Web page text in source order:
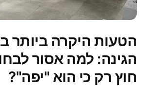
הטעות היקרה ביותר
הגינה: למה אסור
חוץ רק כי הוא "יפה"?